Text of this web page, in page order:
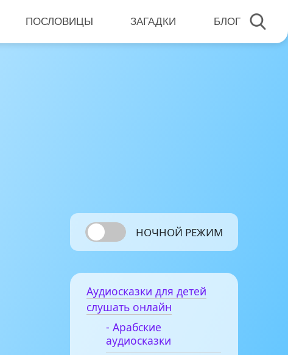
ПОСЛОВИЦЫ ЗАГАДКИ БЛОГ
НОЧНОЙ РЕЖИМ
Аудиосказки для детей
слушать онлайн
- Арабские
аудиосказки